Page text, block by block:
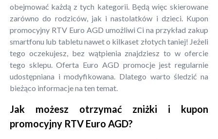
obejmować każdą z tych kategorii. Będą więc skierowane
zarówno do rodziców, jak i nastolatków i dzieci. Kupon
promocyjny RTV Euro AGD umożliwi Ci na przykład zakup
smartfonu lub tabletu nawet o kilkaset złotych taniej! Jeżeli
tego oczekujesz, bez wątpienia znajdziesz to w ofercie
tego sklepu. Oferta Euro AGD promocje jest regularnie
udostępniana i modyfikowana. Dlatego warto śledzić na
bieżąco informacje na ten temat.
Jak możesz otrzymać zniżki i kupon
promocyjny RTV Euro AGD?